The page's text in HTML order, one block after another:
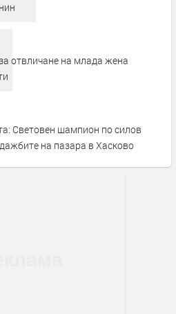
отвличане на млада жена
Световен шампион по силов
на пазара в Хасково